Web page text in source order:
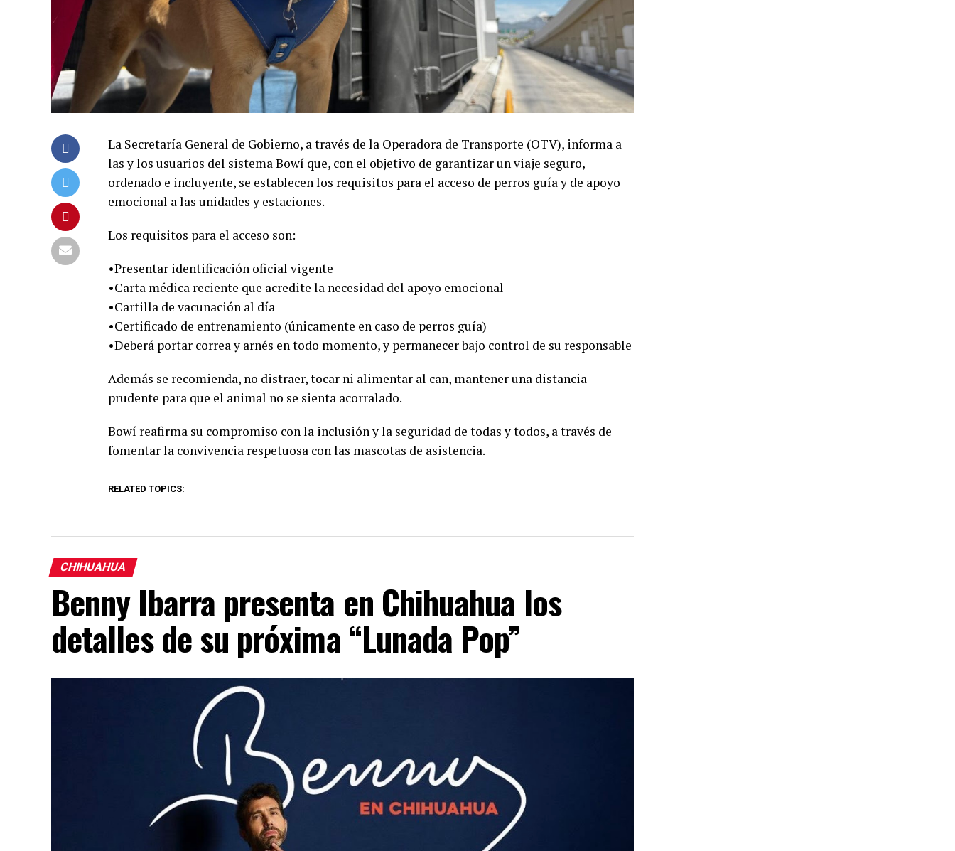
La Secretaría General de Gobierno, a través de la Operadora de Transporte (OTV), informa a
las y los usuarios del sistema Bowí que, con el objetivo de garantizar un viaje seguro,
ordenado e incluyente, se establecen los requisitos para el acceso de perros guía y de apoyo
emocional a las unidades y estaciones.
Los requisitos para el acceso son:
•Presentar identificación oficial vigente
•Carta médica reciente que acredite la necesidad del apoyo emocional
•Cartilla de vacunación al día
•Certificado de entrenamiento (únicamente en caso de perros guía)
•Deberá portar correa y arnés en todo momento, y permanecer bajo control de su responsable
Además se recomienda, no distraer, tocar ni alimentar al can, mantener una distancia
prudente para que el animal no se sienta acorralado.
Bowí reafirma su compromiso con la inclusión y la seguridad de todas y todos, a través de
fomentar la convivencia respetuosa con las mascotas de asistencia.
RELATED TOPICS:
CHIHUAHUA
Benny Ibarra presenta en Chihuahua los
detalles de su próxima “Lunada Pop”